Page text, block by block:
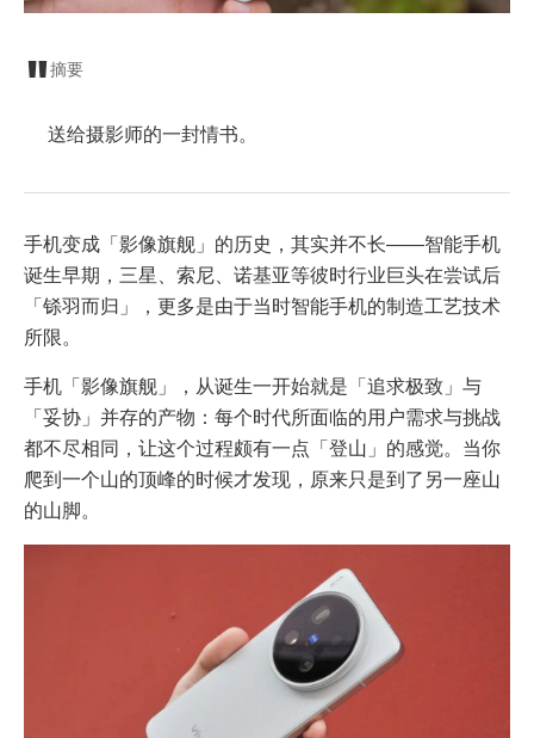
摘要
送给摄影师的一封情书。
手机变成「影像旗舰」的历史，其实并不长——智能手机
诞生早期，三星、索尼、诺基亚等彼时行业巨头在尝试后
「铩羽而归」，更多是由于当时智能手机的制造工艺技术
所限。
手机「影像旗舰」，从诞生一开始就是「追求极致」与
「妥协」并存的产物：每个时代所面临的用户需求与挑战
都不尽相同，让这个过程颇有一点「登山」的感觉。当你
爬到一个山的顶峰的时候才发现，原来只是到了另一座山
的山脚。